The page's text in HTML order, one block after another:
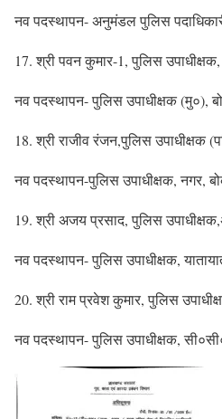
नव पदस्थापन- अनुमंडल पुलिस
17. श्री पवन कुमार-1, पुलिस
नव पदस्थापन- पुलिस उपाधीक्षक (मु०),
18. श्री राजीव रंजन,पुलिस उपाधीक्षक
नव पदस्थापन-पुलिस उपाधीक्षक, नगर,
19. श्री अजय प्रसाद, पुलिस
नव पदस्थापन- पुलिस उपाधीक्षक,
20. श्री राम प्रवेश कुमार, पुलिस
नव पदस्थापन- पुलिस उपाधीक्षक,